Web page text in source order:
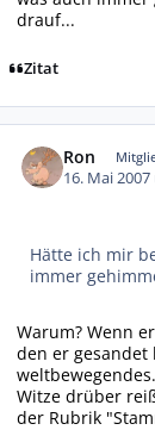
drauf...
Zitat
Ron
16. Mai
Hätte ich mir
immer
Warum? Wenn
den er
Witze drüber
der Rubrik